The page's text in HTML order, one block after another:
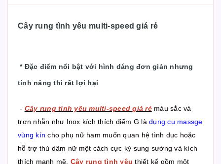
Cây rung tình yêu multi-speed giá rẻ
* Đặc điểm nổi bật với hình dáng đơn giản nhưng
tính năng thì rất lợi hại
- Cây rung tình yêu multi-speed giá rẻmàu sắc và
trơn nhẵn như Inox kích thích điểm G là dụng cụ massge
vùng kín cho phụ nữ ham muốn quan hệ tình dục hoặc
hỗ trợ thủ dâm nữ một cách cực kỳ sung sướng và kích
thích mạnh mẽ. Cây rung tình yêu thiết kế gồm một